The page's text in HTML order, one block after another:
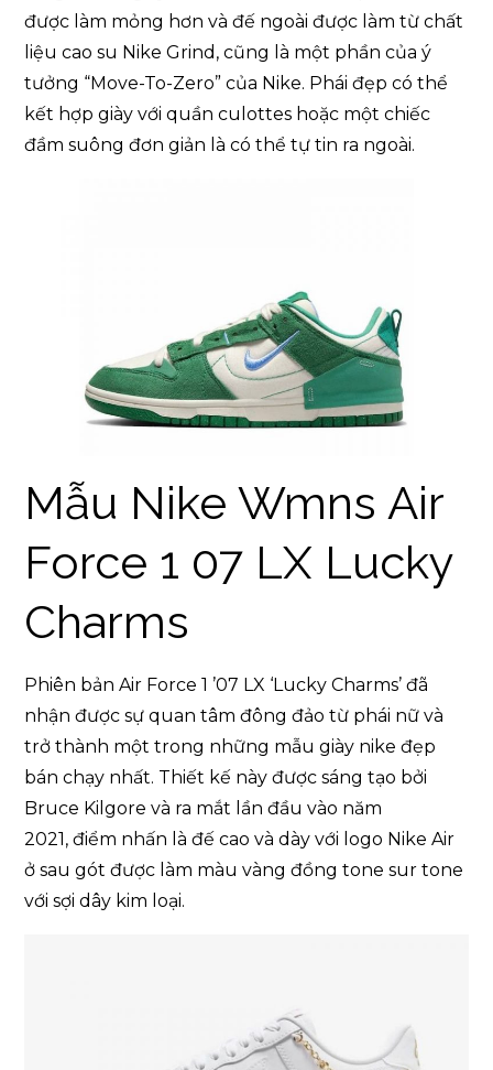
được làm mỏng hơn và đế ngoài được làm từ chất
liệu cao su Nike Grind, cũng là một phần của ý
tưởng “Move-To-Zero” của Nike. Phái đẹp có thể
kết hợp giày với quần culottes hoặc một chiếc
đầm suông đơn giản là có thể tự tin ra ngoài.
Mẫu Nike Wmns Air
Force 1 07 LX Lucky
Charms
Phiên bản Air Force 1 ’07 LX ‘Lucky Charms’ đã
nhận được sự quan tâm đông đảo từ phái nữ và
trở thành một trong những mẫu giày nike đẹp
bán chạy nhất. Thiết kế này được sáng tạo bởi
Bruce Kilgore và ra mắt lần đầu vào năm
2021, điểm nhấn là đế cao và dày với logo Nike Air
ở sau gót được làm màu vàng đồng tone sur tone
với sợi dây kim loại.